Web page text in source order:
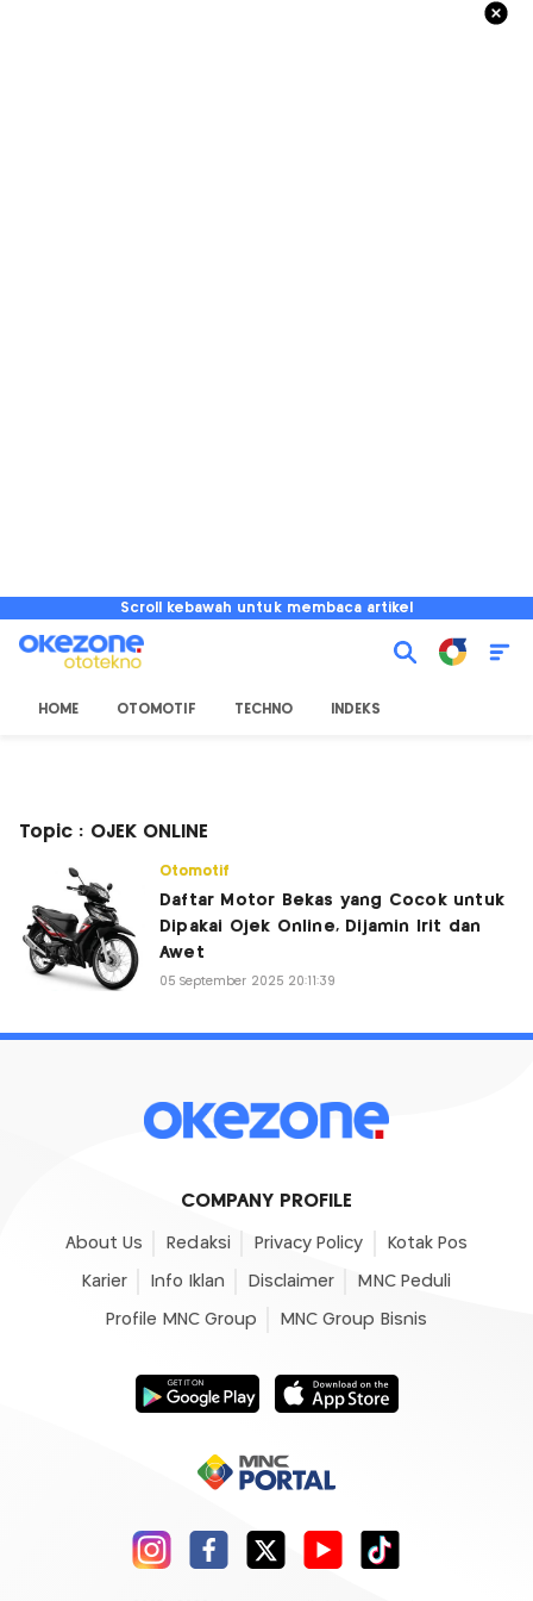
Scroll kebawah untuk membaca artikel
HOME OTOMOTIF TECHNO INDEKS
Topic : OJEK ONLINE
Otomotif
Daftar Motor Bekas yang Cocok untuk
Dipakai Ojek Online, Dijamin Irit dan
Awet
05 September 2025 20:11:39
COMPANY PROFILE
About Us Redaksi Privacy Policy Kotak Pos
Karier Info Iklan Disclaimer MNC Peduli
Profile MNC Group MNC Group Bisnis